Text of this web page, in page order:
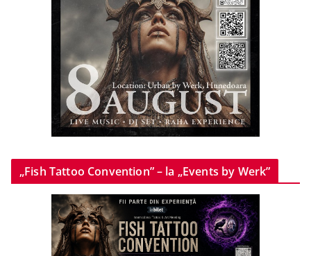
„Fish Tattoo Convention” – la „Events by Werk”